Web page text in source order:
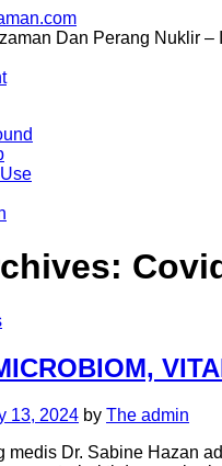
Dan Perang Nuklir
13, 2024 by The admin
medis Dr. Sabine Hazan